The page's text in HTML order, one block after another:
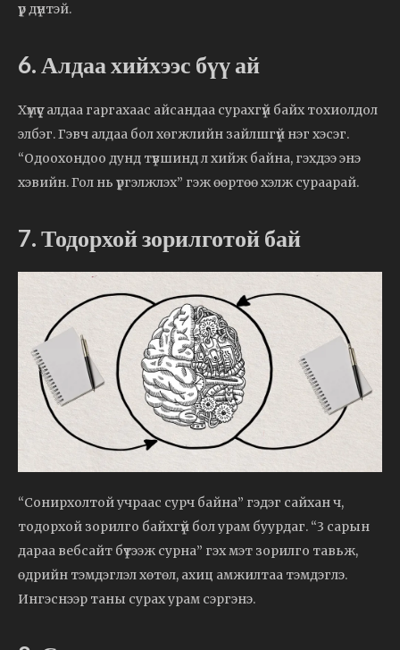
үр дүнтэй.
6. Алдаа хийхээс бүү ай
Хүмүүс алдаа гаргахаас айсандаа сурахгүй байх тохиолдол
элбэг. Гэвч алдаа бол хөгжлийн зайлшгүй нэг хэсэг.
“Одоохондоо дунд түвшинд л хийж байна, гэхдээ энэ
хэвийн. Гол нь үргэлжлэх” гэж өөртөө хэлж сураарай.
7. Тодорхой зорилготой бай
“Сонирхолтой учраас сурч байна” гэдэг сайхан ч,
тодорхой зорилго байхгүй бол урам буурдаг. “3 сарын
дараа вебсайт бүтээж сурна” гэх мэт зорилго тавьж,
өдрийн тэмдэглэл хөтөл, ахиц амжилтаа тэмдэглэ.
Ингэснээр таны сурах урам сэргэнэ.